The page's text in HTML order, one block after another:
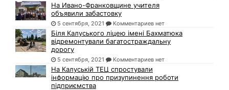
На Ивано-Франковщине учителя
объявили забастовку
5 сентября, 2021 Комментариев нет
Біля Калуського ліцею імені Бахматюка
відремонтували багатостраждальну
дорогу
5 сентября, 2021 Комментариев нет
На Калуській ТЕЦ спростували
інформацію про призупинення роботи
підприємства